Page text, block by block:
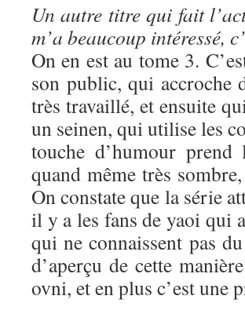
Un autre titre qui fait
m’a beaucoup intéressé,
On en est au tome 3.
son public, qui accroche
très travaillé, et ensuite
un seinen, qui utilise les
touche d’humour
quand même très
On constate que la série
il y a les fans de yaoi qui
qui ne connaissent pas
d’aperçu de cette
ovni, et en plus c’est une